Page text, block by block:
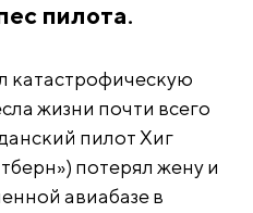
пилота.
катастрофическую
жизни почти всего
пилот Хиг
потерял жену и
авиабазе в